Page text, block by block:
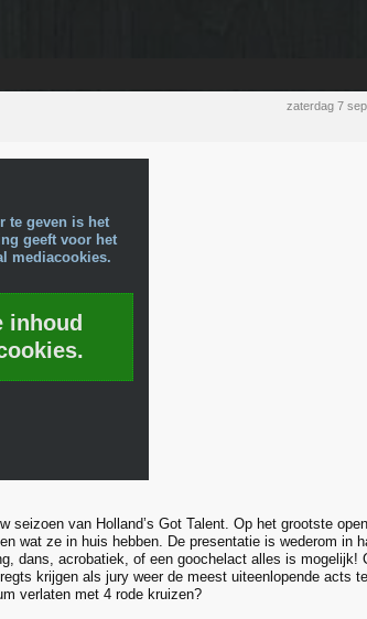
zaterdag 7
te geven is het
geeft voor het
mediacookies.
inhoud
seizoen van Holland’s Got Talent. Op het grootste
wat ze in huis hebben. De presentatie is wederom in
dans, acrobatiek, of een goochelact alles is mogelijk!
krijgen als jury weer de meest uiteenlopende acts
verlaten met 4 rode kruizen?